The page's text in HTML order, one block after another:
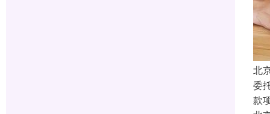
北
委
款